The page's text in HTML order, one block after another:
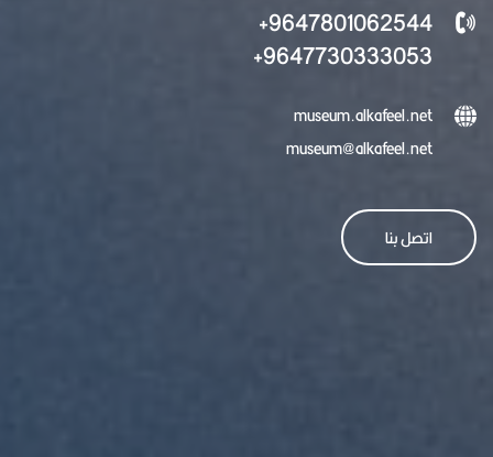
9647801062544+
9647730333053+
museum.alkafeel.net
museum@alkafeel.net
اتصل بنا